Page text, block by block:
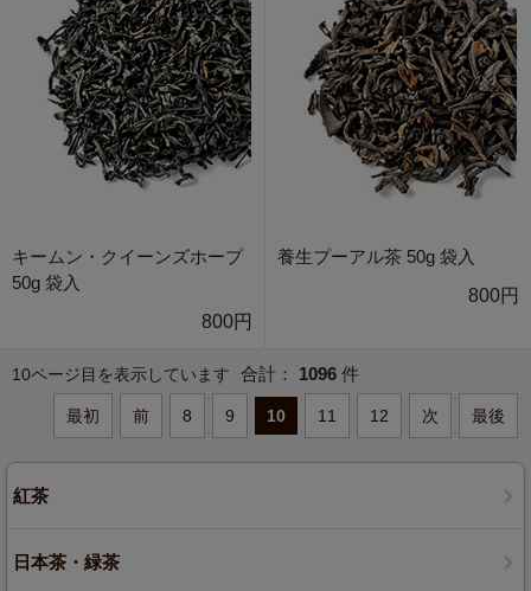
キームン・クイーンズホープ
50g 袋入
800円
養生プーアル茶 50g 袋入
800円
10ページ目を表示しています 合計： 1096 件
最初 前 8 9 10 11 12 次 最後
紅茶
日本茶・緑茶